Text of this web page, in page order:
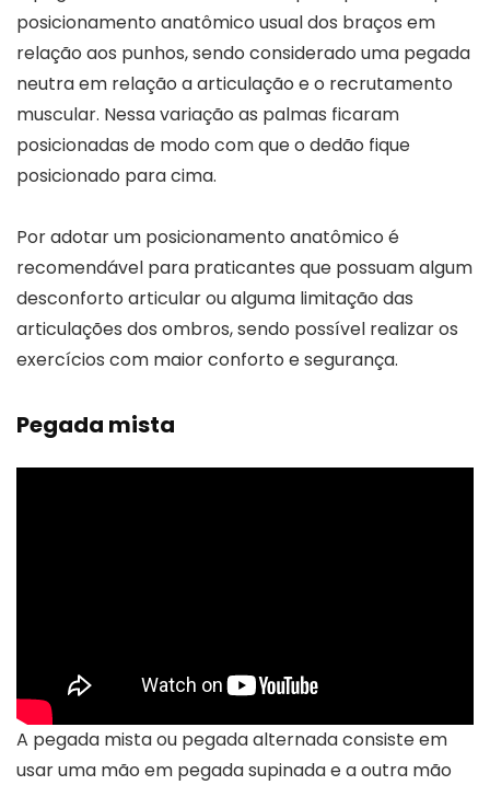
posicionamento anatômico usual dos braços em
relação aos punhos, sendo considerado uma pegada
neutra em relação a articulação e o recrutamento
muscular. Nessa variação as palmas ficaram
posicionadas de modo com que o dedão fique
posicionado para cima.
Por adotar um posicionamento anatômico é
recomendável para praticantes que possuam algum
desconforto articular ou alguma limitação das
articulações dos ombros, sendo possível realizar os
exercícios com maior conforto e segurança.
Pegada mista
A pegada mista ou pegada alternada consiste em
usar uma mão em pegada supinada e a outra mão